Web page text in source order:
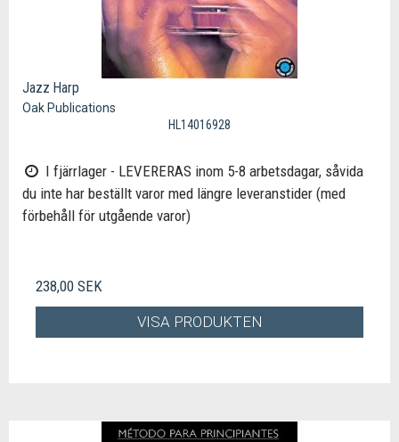
Jazz Harp
Oak Publications
HL14016928
I fjärrlager - LEVERERAS inom 5-8 arbetsdagar, såvida
du inte har beställt varor med längre leveranstider (med
förbehåll för utgående varor)
238,00 SEK
VISA PRODUKTEN